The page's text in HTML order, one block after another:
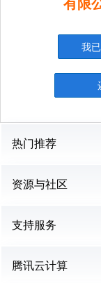
我
热门推荐
资源与社区
支持服务
腾讯云计算